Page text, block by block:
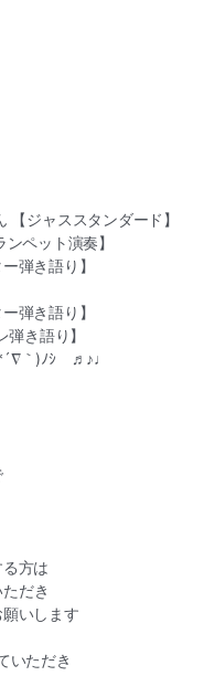
ジャススタンダード】
ンペット演奏】
弾き語り】
弾き語り】
き語り】
｀)ﾉｼ ♬♪♩
方は
だき
いします
いただき